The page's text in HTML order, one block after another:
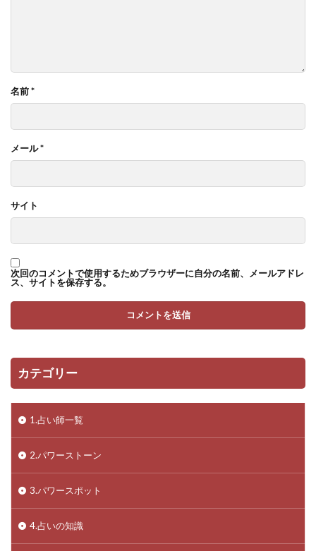
名前*
メール*
サイト
次回のコメントで使用するためブラウザーに自分の名前、メールアドレ
ス、サイトを保存する。
カテゴリー
1.占い師一覧
2.パワーストーン
3.パワースポット
4.占いの知識